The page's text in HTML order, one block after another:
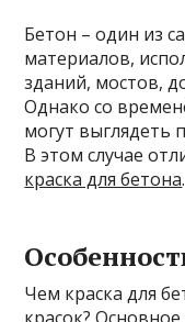
Бетон – один из
материалов,
зданий, мостов,
Однако со
могут выглядеть
В этом случае
краска для бетона.
Чем краска для